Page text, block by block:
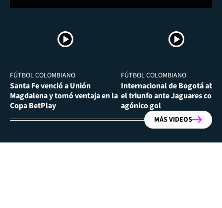
FÚTBOL COLOMBIANO
Santa Fe venció a Unión
Magdalena y tomó ventaja en la
Copa BetPlay
FÚTBOL COLOMBIANO
Internacional de Bogotá
el triunfo ante Jaguares con
agónico gol
MÁS VIDEOS